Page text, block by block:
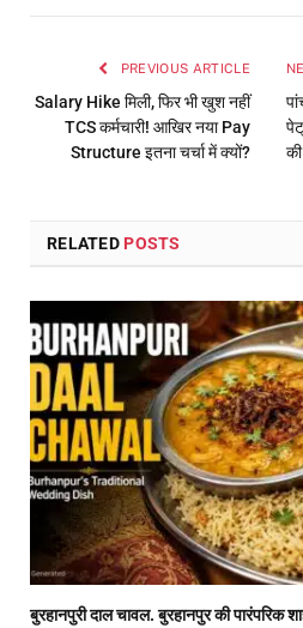
PREVIOUS ARTICLE
Salary Hike मिली, फिर भी खुश नहीं
TCS कर्मचारी! आखिर नया Pay
Structure इतना चर्चा में क्यों?
RELATED POSTS
बुरहानपुरी दाल चावल. बुरहानपुर की पारंपरिक